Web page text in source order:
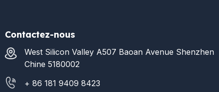
Contactez-nous
West Silicon Valley A507 Baoan Avenue Shenzhen
Chine 5180002
+ 86 181 9409 8423